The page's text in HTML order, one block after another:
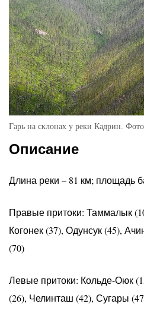
Гарь на склонах у реки Кадрин.
Описание
Длина реки – 81 км; площадь
Правые притоки: Таммалык
Когонек (37), Одунсук (45),
(70)
Левые притоки: Кольде-Оюк
(26), Челинташ (42), Сугары